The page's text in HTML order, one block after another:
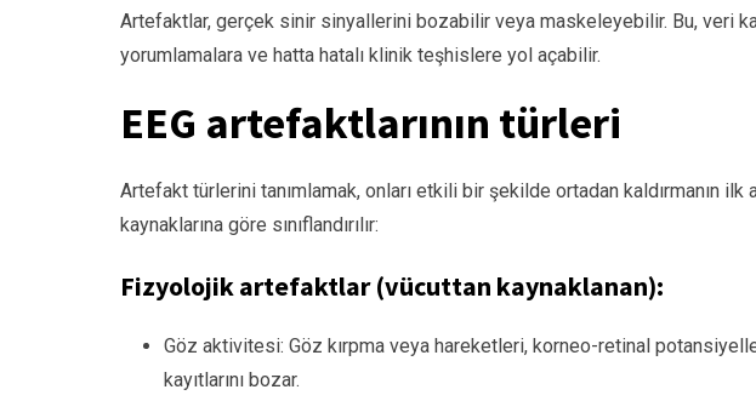
Artefaktlar, gerçek sinir sinyallerini bozabilir veya maskeleyebilir. Bu, veri
yorumlamalara ve hatta hatalı klinik teşhislere yol açabilir.
EEG artefaktlarının türleri
Artefakt türlerini tanımlamak, onları etkili bir şekilde ortadan kaldırmanın ilk
kaynaklarına göre sınıflandırılır:
Fizyolojik artefaktlar (vücuttan kaynaklanan):
Göz aktivitesi: Göz kırpma veya hareketleri, korneo-retinal
kayıtlarını bozar.